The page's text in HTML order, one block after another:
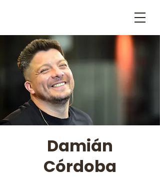
Damián
Córdoba